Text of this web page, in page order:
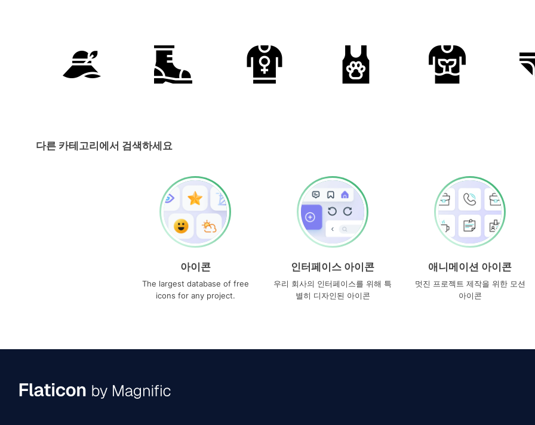
다른 카테고리에서 검색하세요
아이콘
The largest database of free
icons for any project.
인터페이스 아이콘
우리 회사의 인터페이스를 위해 특
별히 디자인된 아이콘
애니메이션 아이콘
멋진 프로젝트 제작을 위한 모션
아이콘